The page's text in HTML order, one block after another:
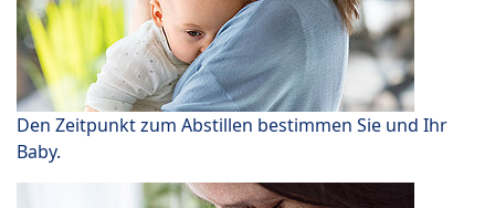
Den Zeitpunkt zum Abstillen bestimmen Sie und Ihr
Baby.